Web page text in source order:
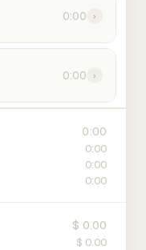
0:00 ›
0:00 ›
0:00
0:00
0:00
0:00
$ 0.00
$ 0.00